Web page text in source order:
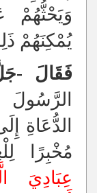
وَيَحْثُّهُمْ
يُمْكِنَهُمْ
فَقَالَ -
الدُّعَاةِ
مُخْبِرًا
عِبَادِيَ